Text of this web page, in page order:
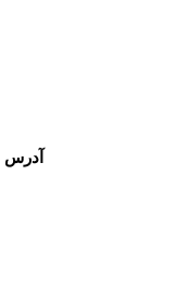
آدرس